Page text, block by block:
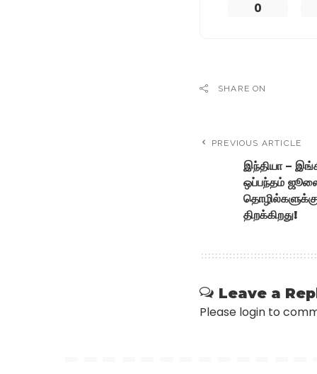
0
SHARE ON
PREVIOUS ARTICLE
இந்தியா –
ஒப்பந்தம்
தொழில்களுக்கு
திறக்கிறது!
Leave a
Please login to